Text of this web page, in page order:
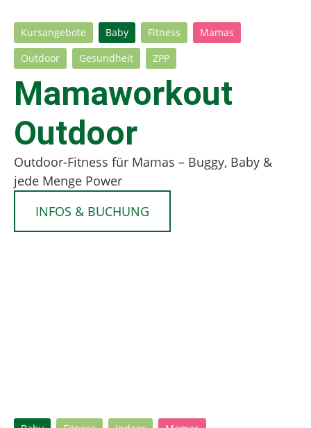
Kursangebote Baby Fitness Mamas
Outdoor Gesundheit ZPP
Mamaworkout
Outdoor
Outdoor-Fitness für Mamas – Buggy, Baby &
jede Menge Power
INFOS & BUCHUNG